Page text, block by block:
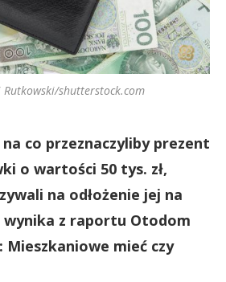
shutterstock.com
co przeznaczyliby prezent
o wartości 50 tys. zł,
na odłożenie jej na
z raportu Otodom
Mieszkaniowe mieć czy